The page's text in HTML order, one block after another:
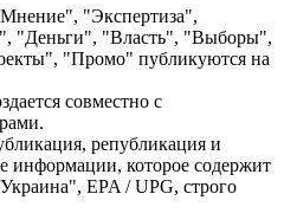
"Экспертиза",
"Деньги", "Власть", "Выборы",
"Промо" публикуются на
совместно с
републикация и
информации, которое содержит
EPA / UPG, строго